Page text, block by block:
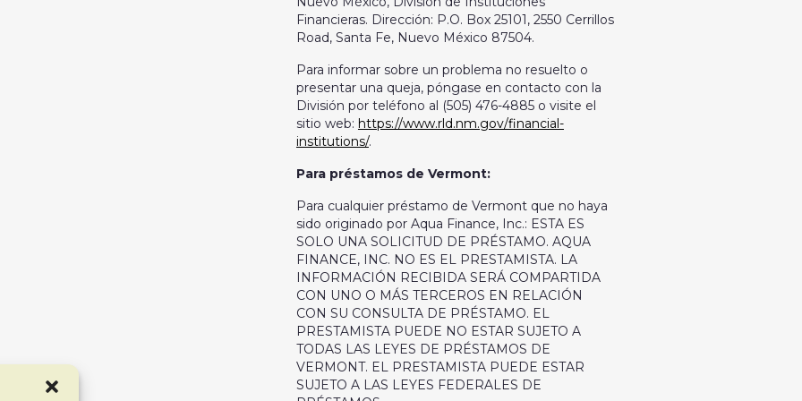
Financieras. Dirección: P.O. Box 25101, 2550 Cerrillos
Road, Santa Fe, Nuevo México 87504.
Para informar sobre un problema no resuelto o
presentar una queja, póngase en contacto con la
División por teléfono al (505) 476-4885 o visite el
sitio web: https://www.rld.nm.gov/financial-
institutions/.
Para préstamos de Vermont:
Para cualquier préstamo de Vermont que no haya
sido originado por Aqua Finance, Inc.: ESTA ES
SOLO UNA SOLICITUD DE PRÉSTAMO. AQUA
FINANCE, INC. NO ES EL PRESTAMISTA. LA
INFORMACIÓN RECIBIDA SERÁ COMPARTIDA
CON UNO O MÁS TERCEROS EN RELACIÓN
CON SU CONSULTA DE PRÉSTAMO. EL
PRESTAMISTA PUEDE NO ESTAR SUJETO A
TODAS LAS LEYES DE PRÉSTAMOS DE
VERMONT. EL PRESTAMISTA PUEDE ESTAR
SUJETO A LAS LEYES FEDERALES DE